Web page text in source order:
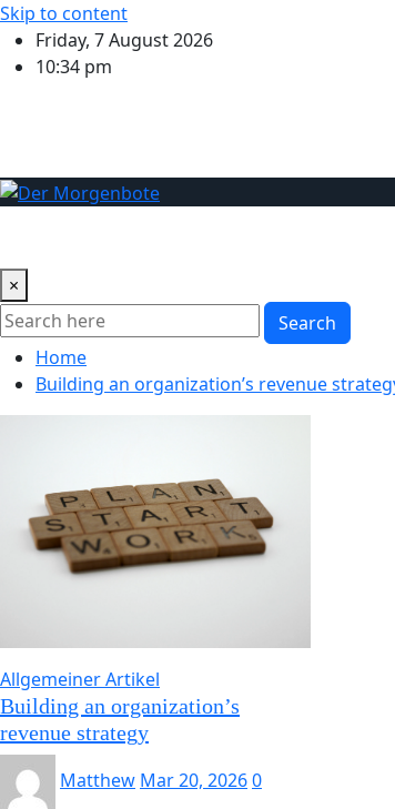
Skip to content
Friday, 7 August 2026
10:34 pm
×
Search
Home
Building an organization’s revenue
Allgemeiner Artikel
Building an organization’s
revenue strategy
Matthew Mar 20, 20260